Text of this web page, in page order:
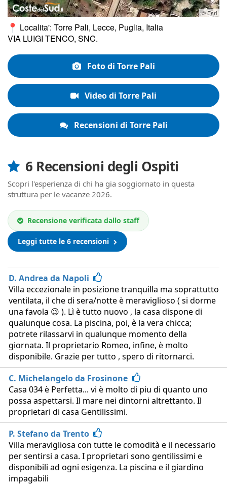
© Esri
Localita': Torre Pali, Lecce, Puglia, Italia
VIA LUIGI TENCO, SNC.
Foto di Torre Pali
Video di Torre Pali
Recensioni di Torre Pali
6 Recensioni degli Ospiti
Scopri l'esperienza di chi ha gia soggiornato in questa
struttura per le vacanze 2026.
Recensione verificata dallo staff
Leggi tutte le 6 recensioni
D. Andrea da Napoli
Villa eccezionale in posizione tranquilla ma soprattutto
ventilata, il che di sera/notte è meraviglioso ( si dorme
una favola 😉 ). Lì è tutto nuovo , la casa dispone di
qualunque cosa. La piscina, poi, è la vera chicca;
potrete rilassarvi in qualunque momento della
giornata. Il proprietario Romeo, infine, è molto
disponibile. Grazie per tutto , spero di ritornarci.
C. Michelangelo da Frosinone
Casa 034 è Perfetta... vi è molto di piu di quanto uno
possa aspettarsi. Il mare nei dintorni altrettanto. Il
proprietari di casa Gentilissimi.
P. Stefano da Trento
Villa meravigliosa con tutte le comodità e il necessario
per sentirsi a casa. I proprietari sono gentilissimi e
disponibili ad ogni esigenza. La piscina e il giardino
impagabili